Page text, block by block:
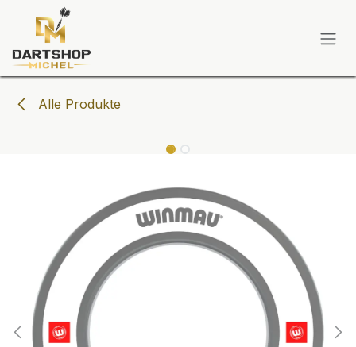
Zum Inhalt springen
Alle Produkte